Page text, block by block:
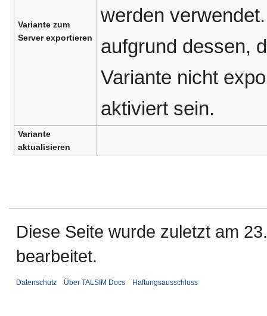
Variante zum
Server exportieren
werden
aufgrund dessen,
Variante nicht
aktiviert sein.
Variante
aktualisieren
Diese Seite wurde zuletzt am
bearbeitet.
Datenschutz Über TALSIM Docs Haftungsausschluss